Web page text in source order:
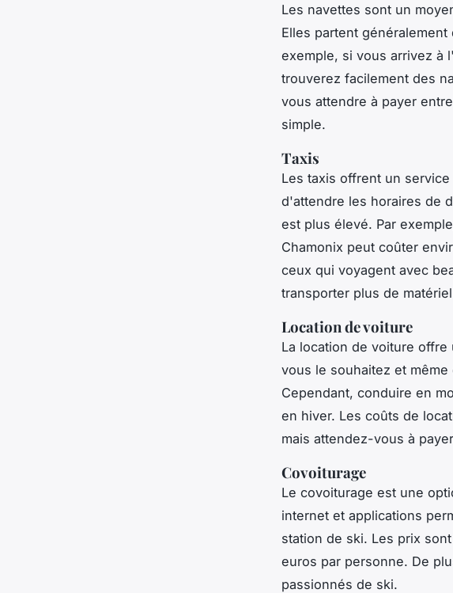
Les navettes sont un
Elles partent
exemple, si vous arrivez à
trouverez facilement des
vous attendre à payer
simple.
Taxis
Les taxis offrent un
d'attendre les horaires de
est plus élevé. Par
Chamonix peut coûter
ceux qui voyagent avec
transporter plus de
Location de voiture
La location de voiture
vous le souhaitez et
Cependant, conduire en
en hiver. Les coûts de
mais attendez-vous à
Covoiturage
Le covoiturage est une
internet et applications
station de ski. Les prix
euros par personne. De
passionnés de ski.